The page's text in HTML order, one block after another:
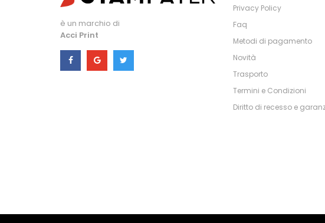
è un marchio di
Acci Print
Privacy Policy
Faq
Metodi di pagamento
Novità
Trasporto
Termini e Condizioni
Diritto di recesso e